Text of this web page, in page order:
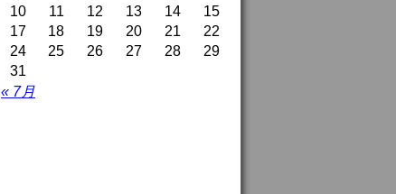
« 7月
10 11 12 13 14
15
17 18 19 20 21
22
24 25 26 27 28
29
31